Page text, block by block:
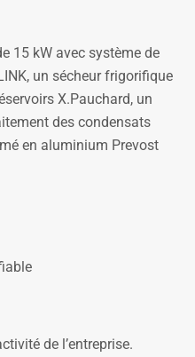
15 kW avec système de
un sécheur frigorifique
X.Pauchard, un
des condensats
en aluminium Prevost
de l’entreprise.